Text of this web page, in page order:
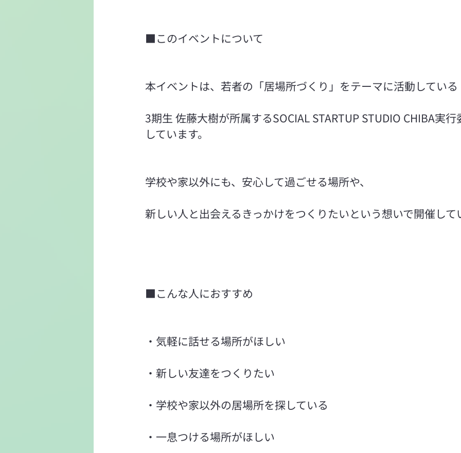
■このイベントについて
本イベントは、若者の「居場所づくり」をテーマに活動している
3期生 佐藤大樹が所属するSOCIAL STARTUP STUDIO CHIBA実
しています。
学校や家以外にも、安心して過ごせる場所や、
新しい人と出会えるきっかけをつくりたいという想いで開催して
■こんな人におすすめ
・気軽に話せる場所がほしい
・新しい友達をつくりたい
・学校や家以外の居場所を探している
・一息つける場所がほしい